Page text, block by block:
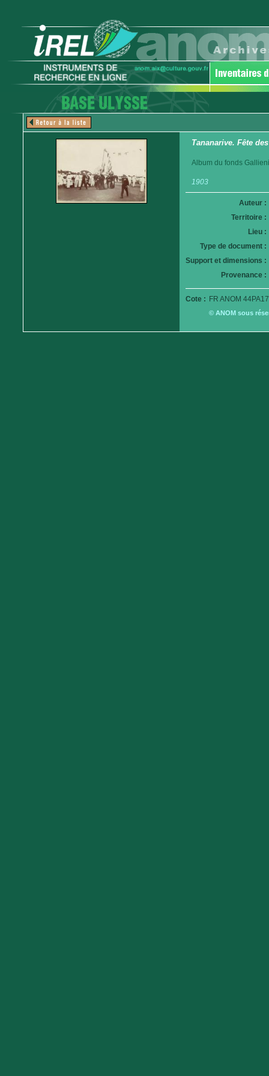
Tananarive. Fête
Album du fonds
1903
Auteur :
Territoire :
Lieu :
Type de document :
Support et dimensions :
Provenance :
Cote : FR ANOM
© ANOM sous